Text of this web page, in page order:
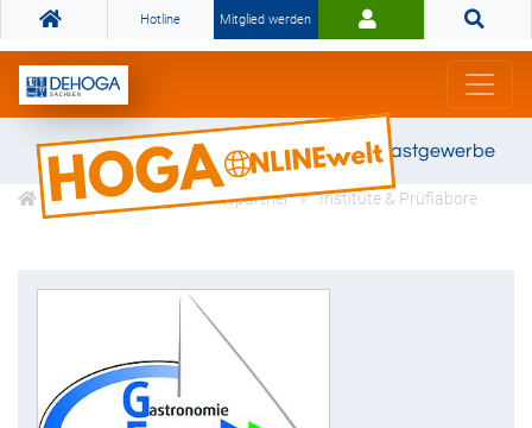
Hotline Mitglied werden
Gemeinsam stark für das Gastgewerbe
DEHOGA Kooperationspartner Institute & Prüflabore